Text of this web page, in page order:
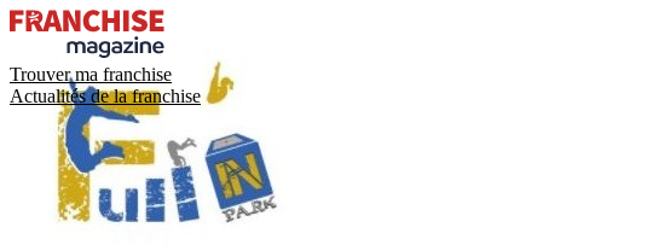
Trouver ma franchise
Actualités de la franchise